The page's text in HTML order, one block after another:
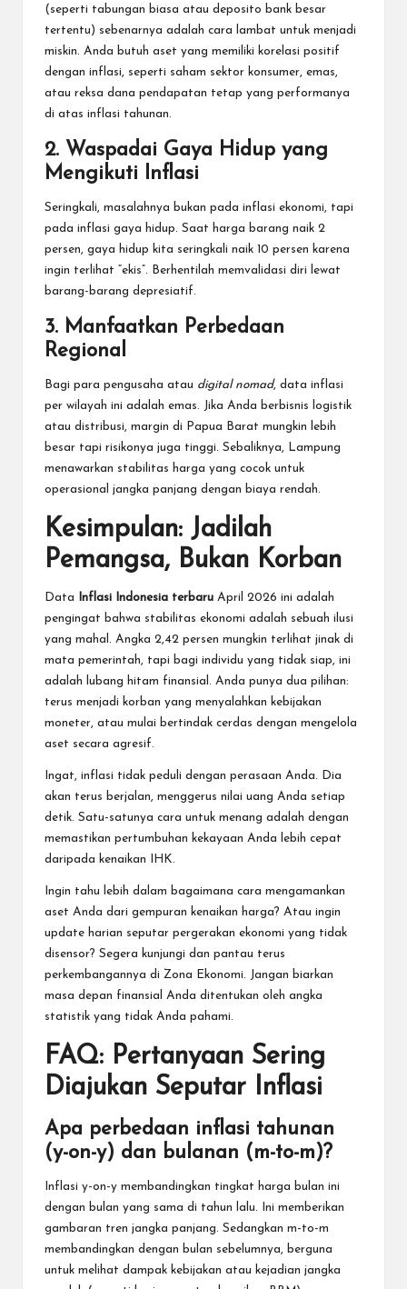
(seperti tabungan biasa atau deposito bank besar
tertentu) sebenarnya adalah cara lambat untuk menjadi
miskin. Anda butuh aset yang memiliki korelasi positif
dengan inflasi, seperti saham sektor konsumer, emas,
atau reksa dana pendapatan tetap yang performanya
di atas inflasi tahunan.
2. Waspadai Gaya Hidup yang
Mengikuti Inflasi
Seringkali, masalahnya bukan pada inflasi ekonomi, tapi
pada inflasi gaya hidup. Saat harga barang naik 2
persen, gaya hidup kita seringkali naik 10 persen karena
ingin terlihat “ekis”. Berhentilah memvalidasi diri lewat
barang-barang depresiatif.
3. Manfaatkan Perbedaan
Regional
Bagi para pengusaha atau digital nomad, data inflasi
per wilayah ini adalah emas. Jika Anda berbisnis logistik
atau distribusi, margin di Papua Barat mungkin lebih
besar tapi risikonya juga tinggi. Sebaliknya, Lampung
menawarkan stabilitas harga yang cocok untuk
operasional jangka panjang dengan biaya rendah.
Kesimpulan: Jadilah
Pemangsa, Bukan Korban
Data Inflasi Indonesia terbaru April 2026 ini adalah
pengingat bahwa stabilitas ekonomi adalah sebuah ilusi
yang mahal. Angka 2,42 persen mungkin terlihat jinak di
mata pemerintah, tapi bagi individu yang tidak siap, ini
adalah lubang hitam finansial. Anda punya dua pilihan:
terus menjadi korban yang menyalahkan kebijakan
moneter, atau mulai bertindak cerdas dengan mengelola
aset secara agresif.
Ingat, inflasi tidak peduli dengan perasaan Anda. Dia
akan terus berjalan, menggerus nilai uang Anda setiap
detik. Satu-satunya cara untuk menang adalah dengan
memastikan pertumbuhan kekayaan Anda lebih cepat
daripada kenaikan IHK.
Ingin tahu lebih dalam bagaimana cara mengamankan
aset Anda dari gempuran kenaikan harga? Atau ingin
update harian seputar pergerakan ekonomi yang tidak
disensor? Segera kunjungi dan pantau terus
perkembangannya di Zona Ekonomi . Jangan biarkan
masa depan finansial Anda ditentukan oleh angka
statistik yang tidak Anda pahami.
FAQ: Pertanyaan Sering
Diajukan Seputar Inflasi
Apa perbedaan inflasi tahunan
(y-on-y) dan bulanan (m-to-m)?
Inflasi y-on-y membandingkan tingkat harga bulan ini
dengan bulan yang sama di tahun lalu. Ini memberikan
gambaran tren jangka panjang. Sedangkan m-to-m
membandingkan dengan bulan sebelumnya, berguna
untuk melihat dampak kebijakan atau kejadian jangka